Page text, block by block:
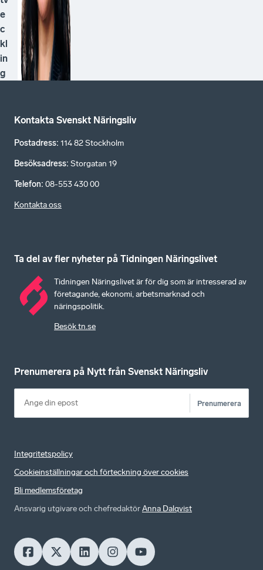
e
c
kl
in
g
Kontakta Svenskt Näringsliv
Postadress: 114 82 Stockholm
Besöksadress: Storgatan 19
Telefon: 08-553 430 00
Kontakta oss
Ta del av fler nyheter på Tidningen Näringslivet
Tidningen Näringslivet är för dig som är intresserad av
företagande, ekonomi, arbetsmarknad och
näringspolitik.
Besök tn.se
Prenumerera på Nytt från Svenskt Näringsliv
Prenumerera
Integritetspolicy
Cookieinställningar och förteckning över cookies
Bli medlemsföretag
Ansvarig utgivare och chefredaktörAnna Dalqvist